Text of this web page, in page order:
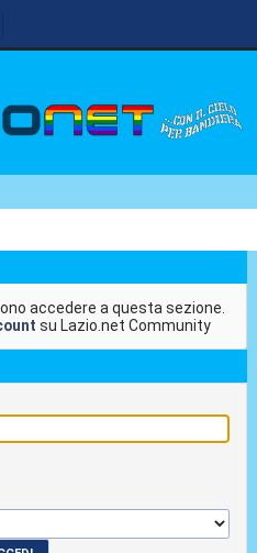
accedere a questa sezione.
su Lazio.net Community